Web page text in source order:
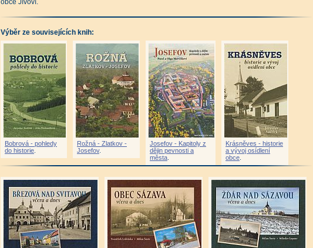
obce Jívoví.
Výběr ze souvisejících knih:
Bobrová - pohledy
do historie
Rožná - Zlatkov -
Josefov.
Josefov - Kapitoly z
dějin pevnosti a
města
Krásněves - historie
a vývoj osídlení
obce